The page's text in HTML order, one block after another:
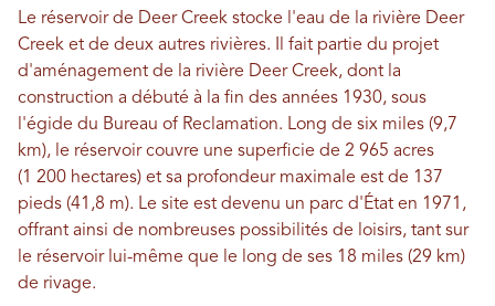
Le réservoir de Deer Creek stocke l'eau de la rivière Deer
Creek et de deux autres rivières. Il fait partie du projet
d'aménagement de la rivière Deer Creek, dont la
construction a débuté à la fin des années 1930, sous
l'égide du Bureau of Reclamation. Long de six miles (9,7
km), le réservoir couvre une superficie de 2 965 acres
(1 200 hectares) et sa profondeur maximale est de 137
pieds (41,8 m). Le site est devenu un parc d'État en 1971,
offrant ainsi de nombreuses possibilités de loisirs, tant sur
le réservoir lui-même que le long de ses 18 miles (29 km)
de rivage.